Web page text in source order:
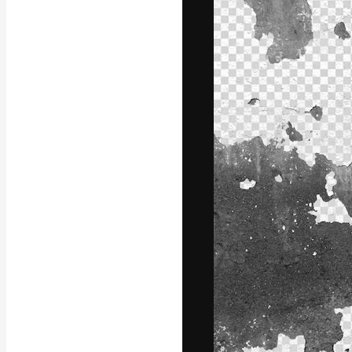
La plateforme
vos meilleurs
d’abonnés :
studios.
Français
Copyright ©